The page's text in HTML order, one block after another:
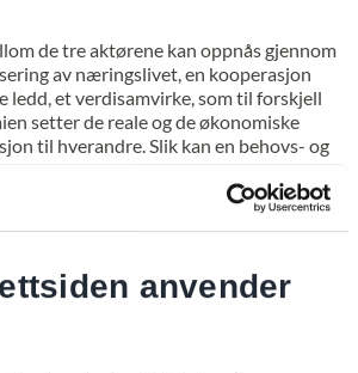
anvender
de tre aktørene kan oppnås gjennom
av næringslivet, en kooperasjon
ledd, et verdisamvirke, som til forskjell
setter de reale og de økonomiske
til hverandre. Slik kan en behovs- og
Verdisamvirke er en assosiasjon,
og avtaler rundt aktuelle
jeg tre spørsmål mht. produktets